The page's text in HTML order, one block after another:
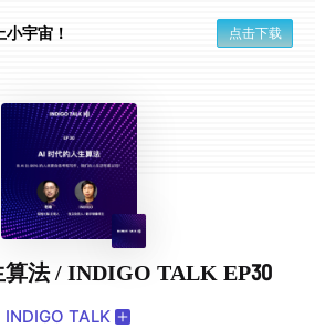
宇宙！ 点击下载
法 / INDIGO TALK EP30
INDIGO TALK